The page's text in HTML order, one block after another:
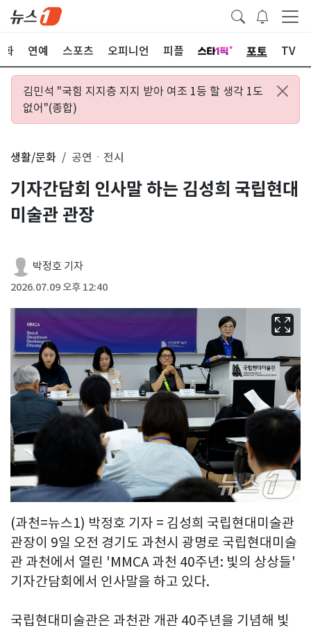
화 연예 스포츠 오피니언 피플 포토 TV
김민석 "국힘 지지층 지지 받아 여조 1등 할 생각 1도
없어"(종합)
생활/문화 공연ㆍ전시
기자간담회 인사말 하는 김성희 국립현대
미술관 관장
박정호 기자
2026.07.09 오후 12:40
(과천=뉴스1) 박정호 기자 = 김성희 국립현대미술관
관장이 9일 오전 경기도 과천시 광명로 국립현대미술
관 과천에서 열린 'MMCA 과천 40주년: 빛의 상상들'
기자간담회에서 인사말을 하고 있다.
국립현대미술관은 과천관 개관 40주년을 기념해 빛